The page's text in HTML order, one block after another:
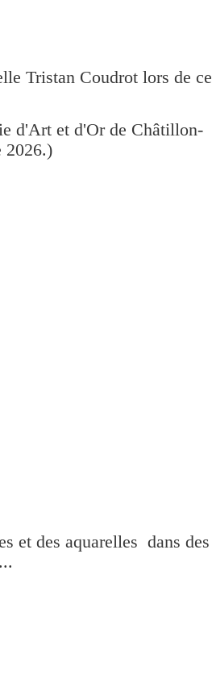
Tristan Coudrot lors de ce
d'Art et d'Or de Châtillon-
2026.)
et des aquarelles dans des